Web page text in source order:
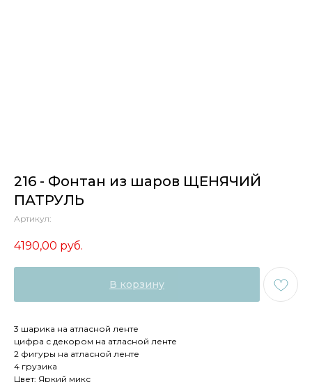
216 - Фонтан из шаров ЩЕНЯЧИЙ
ПАТРУЛЬ
Артикул:
4190,00 руб.
В корзину
3 шарика на атласной ленте
цифра с декором на атласной ленте
2 фигуры на атласной ленте
4 грузика
Цвет: Яркий микс